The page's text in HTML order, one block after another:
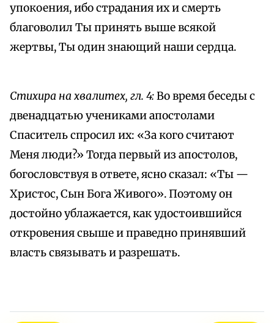
упокоения, ибо страдания их и смерть
благоволил Ты принять выше всякой
жертвы, Ты один знающий наши сердца.
Стихира на хвалитех, гл. 4:Во время беседы с
двенадцатью учениками апостолами
Спаситель спросил их: «За кого считают
Меня люди?» Тогда первый из апостолов,
богословствуя в ответе, ясно сказал: «Ты —
Христос, Сын Бога Живого». Поэтому он
достойно ублажается, как удостоившийся
откровения свыше и праведно принявший
власть связывать и разрешать.